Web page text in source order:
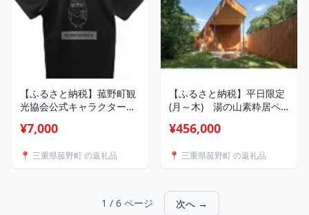
【ふるさと納税】菰野町観
光協会公式キャラクター
イズ)【1419097】
¥7,000
📍 三重県菰野町 の返礼品
【ふるさと納税】平日限定
(月～木) 湯の山素粋居ペ
ァーノ)【1419041】
¥456,000
📍 三重県菰野町 の返礼品
1 / 6 ページ 次へ →